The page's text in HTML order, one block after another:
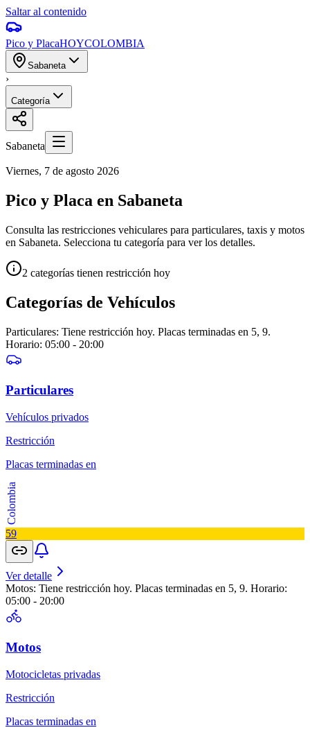
Saltar al contenido
Pico y PlacaHOYCOLOMBIA
Sabaneta
›
Categoría
Sabaneta
Viernes, 7 de agosto 2026
Pico y Placa en Sabaneta
Consulta las restricciones vehiculares para particulares, taxis y motos
en Sabaneta. Selecciona tu categoría para ver los detalles.
2 categorías tienen restricción hoy
Categorías de Vehículos
Particulares: Tiene restricción hoy. Placas terminadas en 5, 9.
Horario: 05:00 - 20:00
Particulares
Vehículos privados
Restricción
Placas terminadas en
Colombia
59
Ver detalle
Motos: Tiene restricción hoy. Placas terminadas en 5, 9. Horario:
05:00 - 20:00
Motos
Motocicletas privadas
Restricción
Placas terminadas en